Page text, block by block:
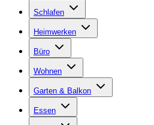
Schlafen
Heimwerken
Büro
Wohnen
Garten & Balkon
Essen